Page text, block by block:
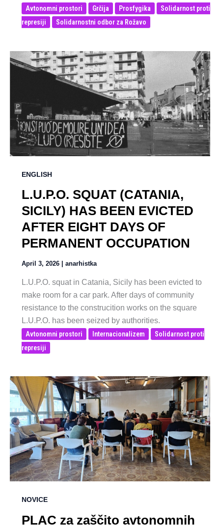
Avtonomni prostori Grčija Prosfygika
Solidarnost proti
represiji
Solidarnostni odbor za Rožavo
ENGLISH
L.U.P.O. SQUAT (CATANIA,
SICILY) HAS BEEN EVICTED
AFTER EIGHT DAYS OF
PERMANENT OCCUPATION
April 3, 2026 anarhistka
L.U.P.O. squat in Catania, Sicily has been evicted to
make room for a car park. After days of community
resistance to the construcition works on the square
L.U.P.O. has been seized by authorities.
Avtonomni prostori Internacionalizem
Solidarnost proti
represiji
NOVICE
PLAC za zaščito avtonomnih